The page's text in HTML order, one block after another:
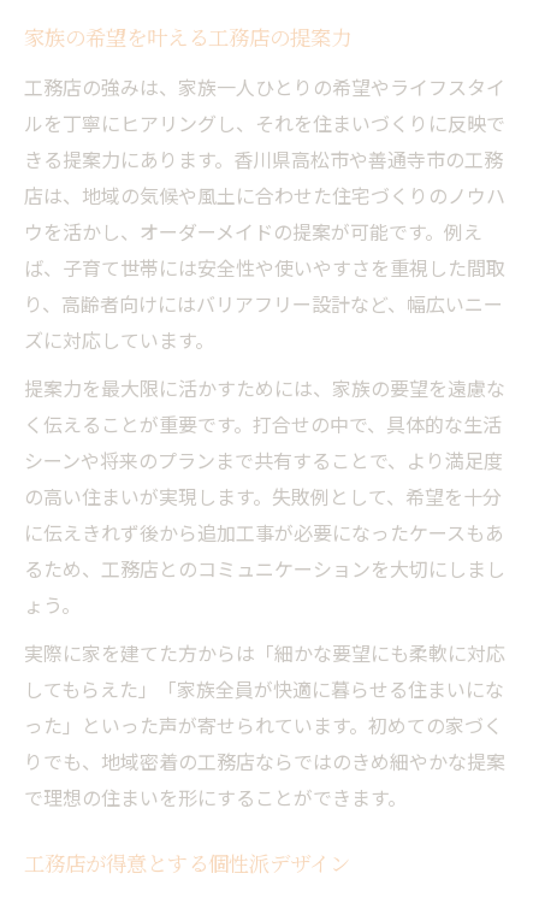
家族の希望を叶える工務店の提案力
工務店の強みは、家族一人ひとりの希望やライフスタイ
ルを丁寧にヒアリングし、それを住まいづくりに反映で
きる提案力にあります。香川県高松市や善通寺市の工務
店は、地域の気候や風土に合わせた住宅づくりのノウハ
ウを活かし、オーダーメイドの提案が可能です。例え
ば、子育て世帯には安全性や使いやすさを重視した間取
り、高齢者向けにはバリアフリー設計など、幅広いニー
ズに対応しています。
提案力を最大限に活かすためには、家族の要望を遠慮な
く伝えることが重要です。打合せの中で、具体的な生活
シーンや将来のプランまで共有することで、より満足度
の高い住まいが実現します。失敗例として、希望を十分
に伝えきれず後から追加工事が必要になったケースもあ
るため、工務店とのコミュニケーションを大切にしまし
ょう。
実際に家を建てた方からは「細かな要望にも柔軟に対応
してもらえた」「家族全員が快適に暮らせる住まいにな
った」といった声が寄せられています。初めての家づく
りでも、地域密着の工務店ならではのきめ細やかな提案
で理想の住まいを形にすることができます。
工務店が得意とする個性派デザイン